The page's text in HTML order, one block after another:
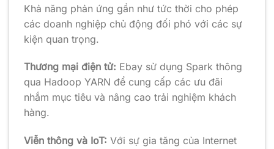
Khả năng phản ứng gần như tức thời cho phép
các doanh nghiệp chủ động đối phó với các sự
kiện quan trọng.
Thương mại điện tử: Ebay sử dụng Spark thông
qua Hadoop YARN để cung cấp các ưu đãi
nhắm mục tiêu và nâng cao trải nghiệm khách
hàng.
Viễn thông và IoT: Với sự gia tăng của Internet